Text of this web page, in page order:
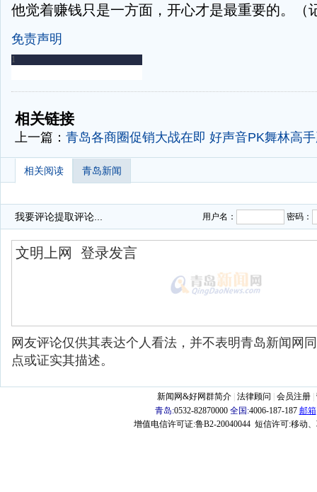
他觉着赚钱只是一方面，开心才是最重要的。（
免责声明
-
相关链接
上一篇： 青岛各商圈促销大战在即 好声音PK舞林高
相关阅读 青岛新闻
我要评论提取评论... 用户名： 密码：
网友评论仅供其表达个人看法，并不表明青岛新闻网
点或证实其描述。